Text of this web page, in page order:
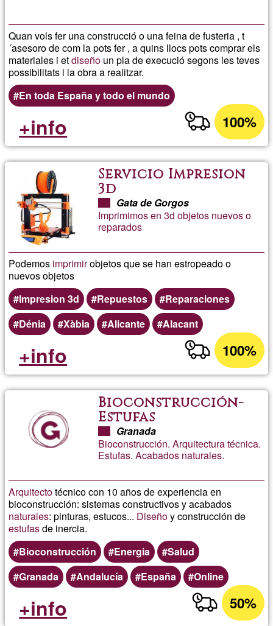
Quan vols fer una construcció o una feina de fusteria , t
´asesoro de com la pots fer , a quins llocs pots comprar els
materiales i etdiseño un pla de execució segons les teves
possibilitats i la obra a realitzar.
En toda España y todo el mundo
100%
+info
Servicio Impresion
3d
Gata de Gorgos
Imprimimos en 3d objetos nuevos o
reparados
Podemos imprimirobjetos que se han estropeado o
nuevos objetos
Impresion 3d
Repuestos
Reparaciones
Dénia
Xàbia Alicante Alacant
100%
+info
Bioconstrucción-
Estufas
Granada
Bioconstrucción. Arquitectura técnica.
Estufas. Acabados naturales.
Arquitectotécnico con 10 años de experiencia en
bioconstrucción: sistemas constructivos y acabados
naturales: pinturas, estucos... Diseñoy construcción de
estufasde inercia.
Bioconstrucción
Energia
Salud
Granada
Andalucía España Online
50%
+info